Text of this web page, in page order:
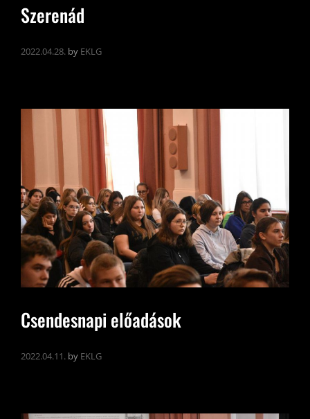
Szerenád
2022.04.28. by EKLG
Csendesnapi előadások
2022.04.11. by EKLG